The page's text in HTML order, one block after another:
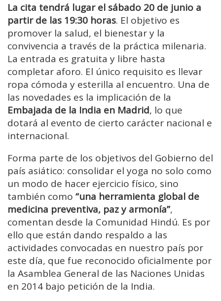
La cita tendrá lugar el sábado 20 de junio a
partir de las 19:30 horas. El objetivo es
promover la salud, el bienestar y la
convivencia a través de la práctica milenaria.
La entrada es gratuita y libre hasta
completar aforo. El único requisito es llevar
ropa cómoda y esterilla al encuentro. Una de
las novedades es la implicación de la
Embajada de la India en Madrid, lo que
dotará al evento de cierto carácter nacional e
internacional.
Forma parte de los objetivos del Gobierno del
país asiático: consolidar el yoga no solo como
un modo de hacer ejercicio físico, sino
también como “una herramienta global de
medicina preventiva, paz y armonía”,
comentan desde la Comunidad Hindú. Es por
ello que están dando respaldo a las
actividades convocadas en nuestro país por
este día, que fue reconocido oficialmente por
la Asamblea General de las Naciones Unidas
en 2014 bajo petición de la India.